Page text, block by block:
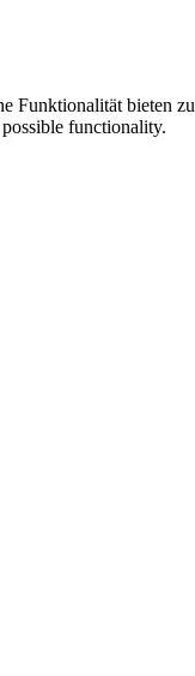
Funktionalität bieten
functionality.